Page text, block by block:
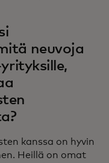
neuvoja
kanssa on hyvin
Heillä on omat